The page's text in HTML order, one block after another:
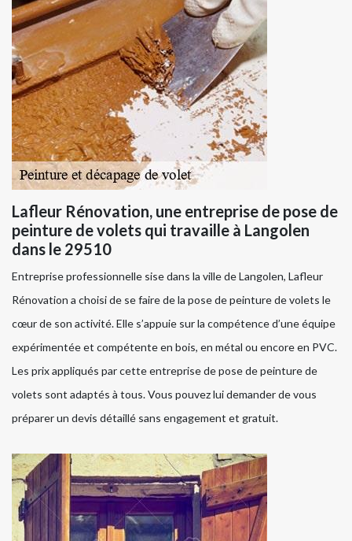
Lafleur Rénovation, une entreprise de pose de
peinture de volets qui travaille à Langolen
dans le 29510
Entreprise professionnelle sise dans la ville de Langolen, Lafleur
Rénovation a choisi de se faire de la pose de peinture de volets le
cœur de son activité. Elle s’appuie sur la compétence d’une équipe
expérimentée et compétente en bois, en métal ou encore en PVC.
Les prix appliqués par cette entreprise de pose de peinture de
volets sont adaptés à tous. Vous pouvez lui demander de vous
préparer un devis détaillé sans engagement et gratuit.